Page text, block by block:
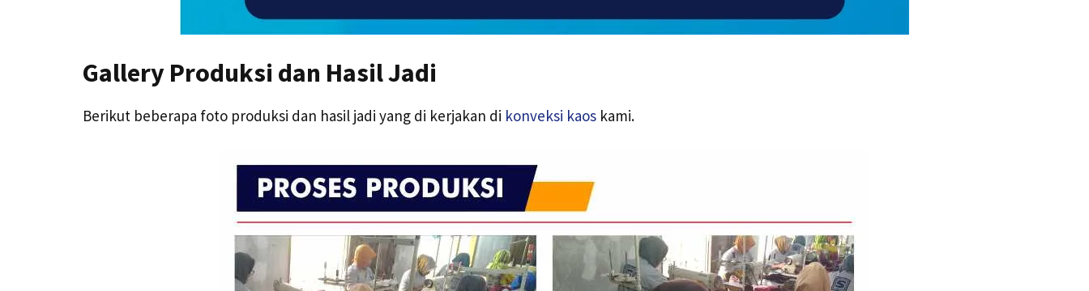
Gallery Produksi dan Hasil Jadi
Berikut beberapa foto produksi dan hasil jadi yang di kerjakan di konveksi kaos kami.